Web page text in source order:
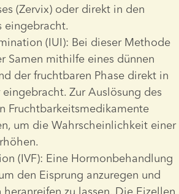
(Zervix) oder direkt in den
eingebracht.
(IUI): Bei dieser Methode
Samen mithilfe eines dünnen
der fruchtbaren Phase direkt in
Zur Auslösung des
Fruchtbarkeitsmedikamente
um die Wahrscheinlichkeit einer
(IVF): Eine Hormonbehandlung
den Eisprung anzuregen und